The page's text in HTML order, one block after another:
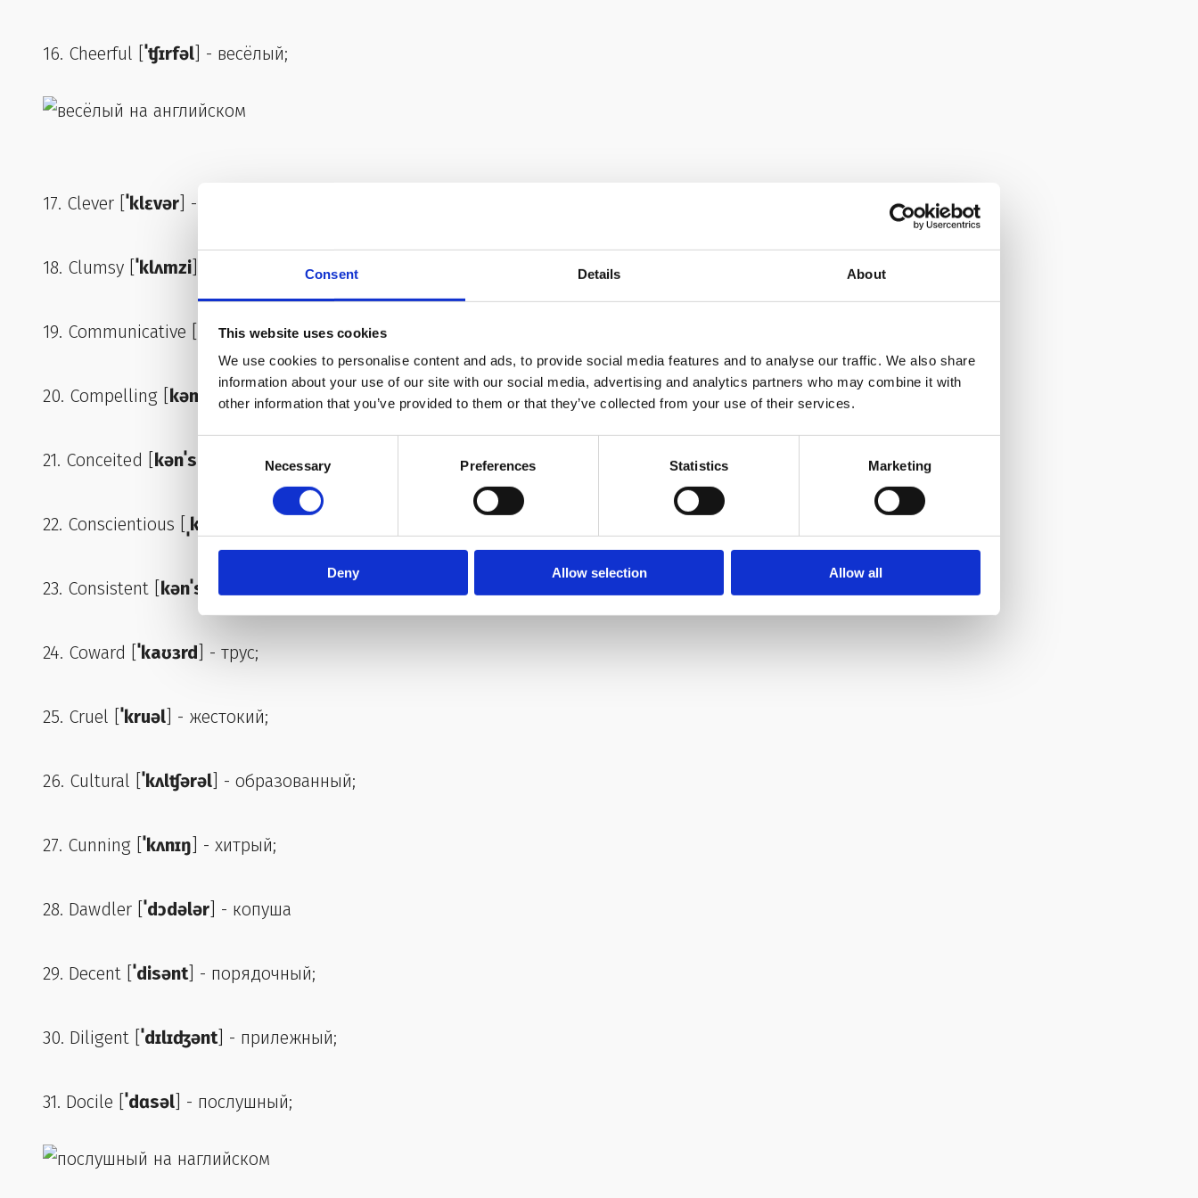
Consent Details About
This website uses cookies
We use cookies to personalise content and ads, to provide social media features and to analyse our traffic. We also share
information about your use of our site with our social media, advertising and analytics partners who may combine it with
other information that you’ve provided to them or that they’ve collected from your use of their services.
Necessary Preferences Statistics Marketing
Deny Allow selection Allow all
16. Cheerful [ ˈʧɪrfəl ] - весёлый;
17. Clever [ ˈklɛvər ] - умный;
18. Clumsy [ ˈklʌmzi ] - неуклюжий;
19. Communicative [ kəmˈjunəkətɪv] - общительный;
20. Compelling [ kəmˈpɛlɪŋ ] - неотразимый;
21. Conceited [ kənˈsitəd ] - тщестлавный;
22. Conscientious [ ˌkɑnʃiˈɛnʃəs
23. Consistent [ kənˈsɪstənt
24. Coward [ ˈkaʊɜrd] - трус;
25. Cruel [ ˈkruəl ] - жестокий;
26. Cultural [ ˈkʌlʧərəl ] - образованный;
27. Cunning [ ˈkʌnɪŋ ] - хитрый;
28. Dawdler [ ˈdɔdələr ] - копуша
29. Decent [ ˈdisənt] - порядочный;
30. Diligent [ ˈdɪlɪʤənt] - прилежный;
31. Docile [ ˈdɑsəl ] - послушный;